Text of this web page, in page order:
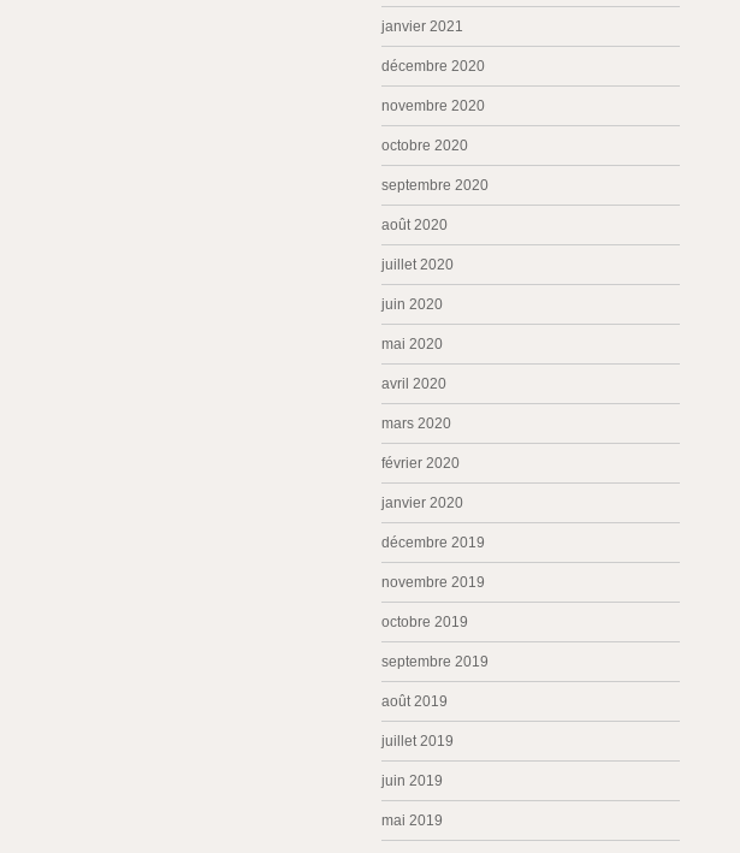
janvier 2021
décembre 2020
novembre 2020
octobre 2020
septembre 2020
août 2020
juillet 2020
juin 2020
mai 2020
avril 2020
mars 2020
février 2020
janvier 2020
décembre 2019
novembre 2019
octobre 2019
septembre 2019
août 2019
juillet 2019
juin 2019
mai 2019